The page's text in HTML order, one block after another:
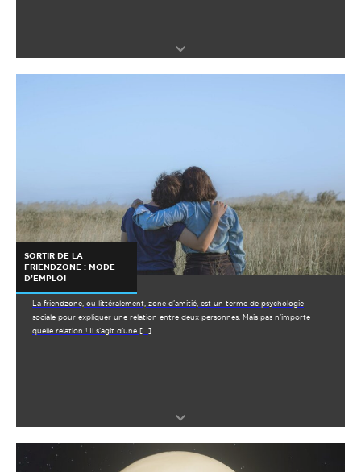
SORTIR DE LA
FRIENDZONE : MODE
D’EMPLOI
La friendzone, ou littéralement, zone d’amitié, est un terme de psychologie
sociale pour expliquer une relation entre deux personnes. Mais pas n’importe
quelle relation ! Il s’agit d’une […]